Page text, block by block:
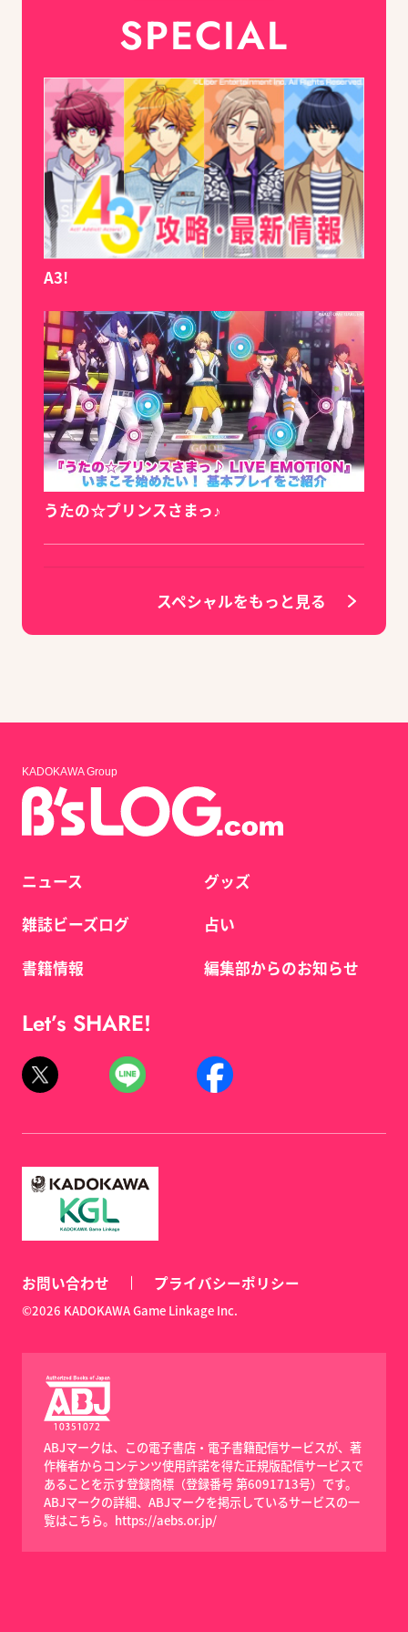
SPECIAL
A3!
うたの☆プリンスさまっ♪
スペシャルをもっと見る
KADOKAWA Group
ニュース
雑誌ビーズログ
書籍情報
グッズ
占い
編集部からのお知らせ
Let’s SHARE!
お問い合わせ プライバシーポリシー
©2026 KADOKAWA Game Linkage Inc.
ABJマークは、この電子書店・電子書籍配信サービスが、著
作権者からコンテンツ使用許諾を得た正規版配信サービスで
あることを示す登録商標（登録番号 第6091713号）です。
ABJマークの詳細、ABJマークを掲示しているサービスの一
覧はこちら。 https://aebs.or.jp/